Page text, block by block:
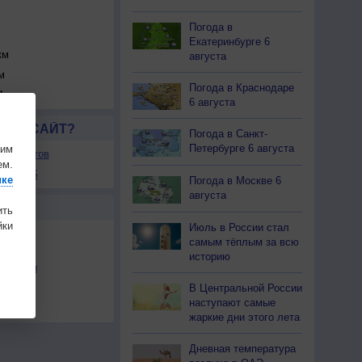
км
САЙТ?
сайтов
в RSS
Погода в
Екатеринбурге 6
августа
Погода в Краснодаре
6 августа
Погода в Санкт-
Петербурге 6 августа
Погода в Москве 6
августа
Июль в России стал
самым тёплым за всю
историю
В Центральной России
наступают самые
жаркие дни этого лета
Дневная температура